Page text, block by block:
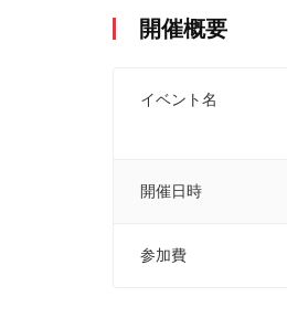
開催概要
イベント名
開催日時
参加費